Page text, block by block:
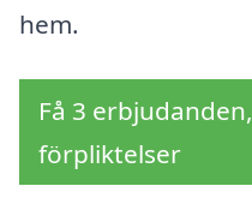
hem.
Få 3
förpliktelser